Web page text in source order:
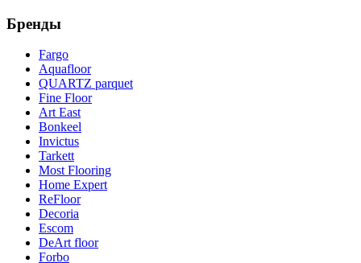
Бренды
Fargo
Aquafloor
QUARTZ parquet
Fine Floor
Art East
Bonkeel
Invictus
Tarkett
Most Flooring
Home Expert
ReFloor
Decoria
Escom
DeArt floor
Forbo